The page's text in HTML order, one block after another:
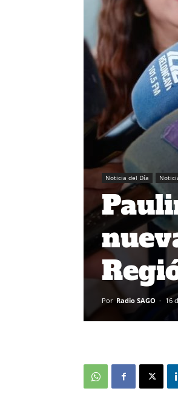
Noticia del Día
Por Radio SAGO - 16